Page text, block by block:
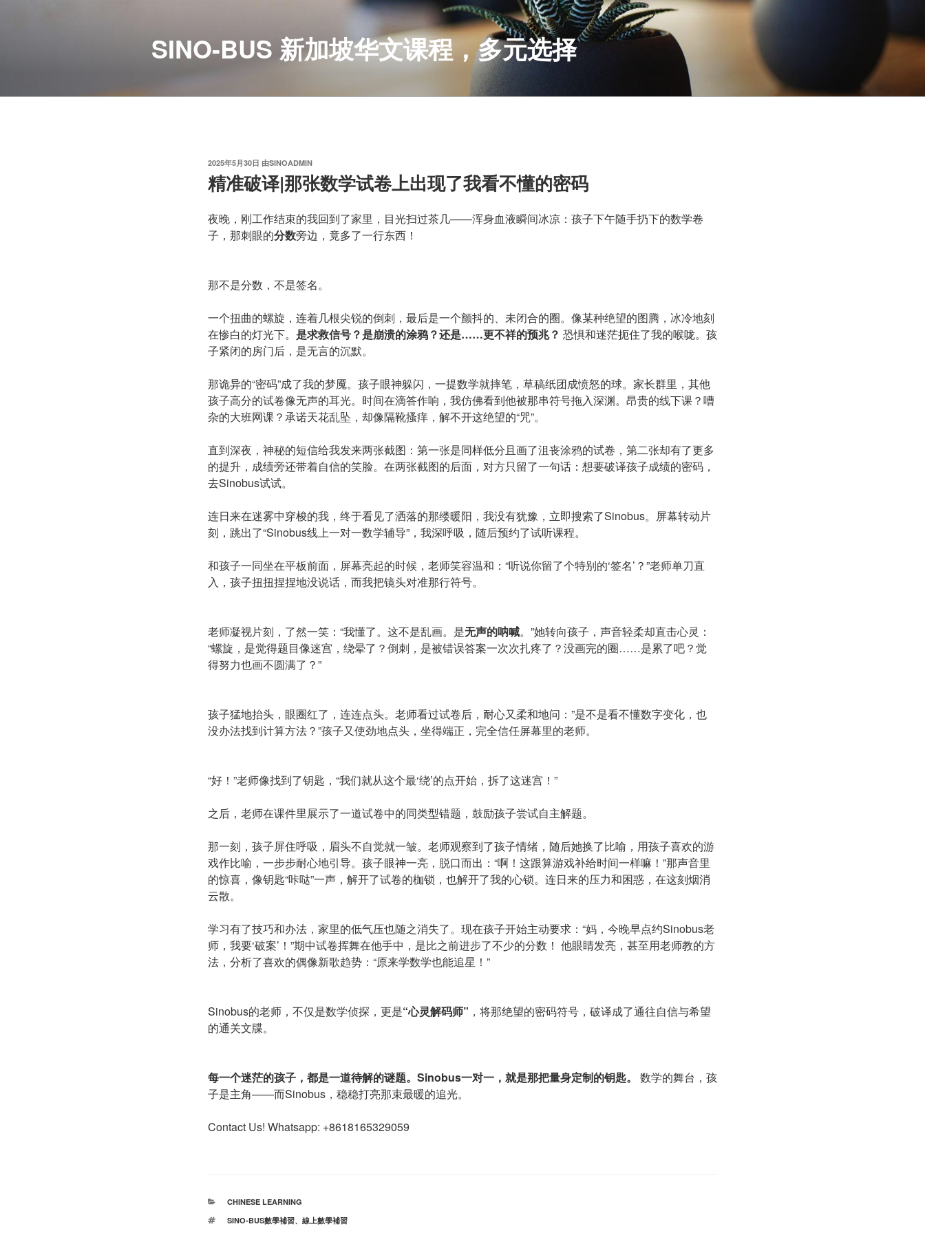
SINO-BUS 新加坡华文课程，多元选择
发
布
于
2025年5月30日 由SINOADMIN
精准破译|那张数学试卷上出现了我看不懂的密码
夜晚，刚工作结束的我回到了家里，目光扫过茶几——浑身血液瞬间冰凉：孩子下午随手扔下的数学卷
子，那刺眼的分数旁边，竟多了一行东西！
那不是分数，不是签名。
一个扭曲的螺旋，连着几根尖锐的倒刺，最后是一个颤抖的、未闭合的圈。像某种绝望的图腾，冰冷地刻
在惨白的灯光下。 是求救信号？是崩溃的涂鸦？还是……更不祥的预兆？ 恐惧和迷茫扼住了我的喉咙。孩
子紧闭的房门后，是无言的沉默。
那诡异的“密码”成了我的梦魇。孩子眼神躲闪，一提数学就摔笔，草稿纸团成愤怒的球。家长群里，其他
孩子高分的试卷像无声的耳光。时间在滴答作响，我仿佛看到他被那串符号拖入深渊。昂贵的线下课？嘈
杂的大班网课？承诺天花乱坠，却像隔靴搔痒，解不开这绝望的“咒”。
直到深夜，神秘的短信给我发来两张截图：第一张是同样低分且画了沮丧涂鸦的试卷，第二张却有了更多
的提升，成绩旁还带着自信的笑脸。在两张截图的后面，对方只留了一句话：想要破译孩子成绩的密码，
去Sinobus试试。
连日来在迷雾中穿梭的我，终于看见了洒落的那缕暖阳，我没有犹豫，立即搜索了Sinobus。屏幕转动片
刻，跳出了“Sinobus线上一对一数学辅导”，我深呼吸，随后预约了试听课程。
和孩子一同坐在平板前面，屏幕亮起的时候，老师笑容温和：“听说你留了个特别的‘签名’？”老师单刀直
入，孩子扭扭捏捏地没说话，而我把镜头对准那行符号。
老师凝视片刻，了然一笑：“我懂了。这不是乱画。是无声的呐喊。”她转向孩子，声音轻柔却直击心灵：
“螺旋，是觉得题目像迷宫，绕晕了？倒刺，是被错误答案一次次扎疼了？没画完的圈……是累了吧？觉
得努力也画不圆满了？”
孩子猛地抬头，眼圈红了，连连点头。老师看过试卷后，耐心又柔和地问：”是不是看不懂数字变化，也
没办法找到计算方法？”孩子又使劲地点头，坐得端正，完全信任屏幕里的老师。
“好！”老师像找到了钥匙，“我们就从这个最‘绕’的点开始，拆了这迷宫！”
之后，老师在课件里展示了一道试卷中的同类型错题，鼓励孩子尝试自主解题。
那一刻，孩子屏住呼吸，眉头不自觉就一皱。老师观察到了孩子情绪，随后她换了比喻，用孩子喜欢的游
戏作比喻，一步步耐心地引导。孩子眼神一亮，脱口而出：“啊！这跟算游戏补给时间一样嘛！”那声音里
的惊喜，像钥匙“咔哒”一声，解开了试卷的枷锁，也解开了我的心锁。连日来的压力和困惑，在这刻烟消
云散。
学习有了技巧和办法，家里的低气压也随之消失了。现在孩子开始主动要求：“妈，今晚早点约Sinobus老
师，我要‘破案’！”期中试卷挥舞在他手中，是比之前进步了不少的分数！ 他眼睛发亮，甚至用老师教的方
法，分析了喜欢的偶像新歌趋势：“原来学数学也能追星！”
Sinobus的老师，不仅是数学侦探，更是“心灵解码师” ，将那绝望的密码符号，破译成了通往自信与希望
的通关文牒。
每一个迷茫的孩子，都是一道待解的谜题。Sinobus一对一，就是那把量身定制的钥匙。
数学的舞台，孩
子是主角——而Sinobus，稳稳打亮那束最暖的追光。
Contact Us! Whatsapp: +8618165329059
分
CHINESE LEARNING
标
SINO-BUS數學補習、 線上數學補習